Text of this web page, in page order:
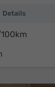
Details